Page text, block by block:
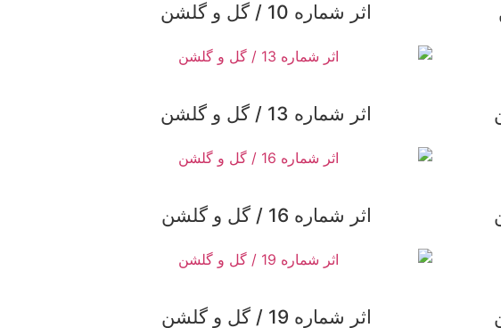
اثر شماره 10 / گل و گلشن
اثر شماره 13 / گل و گلشن
اثر شماره 16 / گل و گلشن
اثر شماره 19 / گل و گلشن